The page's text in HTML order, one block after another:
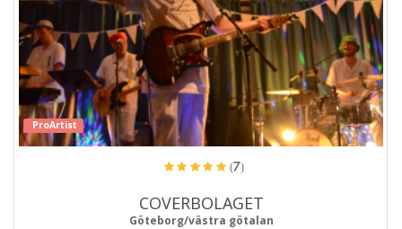
ProArtist
(7)
COVERBOLAGET
Göteborg/västra götalan